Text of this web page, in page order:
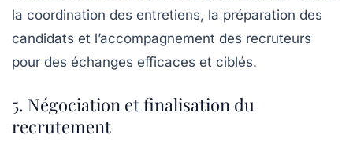
la coordination des entretiens, la préparation des
candidats et l’accompagnement des recruteurs
pour des échanges efficaces et ciblés.
5. Négociation et finalisation du
recrutement